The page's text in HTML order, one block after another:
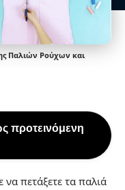
Παλιών Ρούχων και
προτεινόμενη
πετάξετε τα παλιά